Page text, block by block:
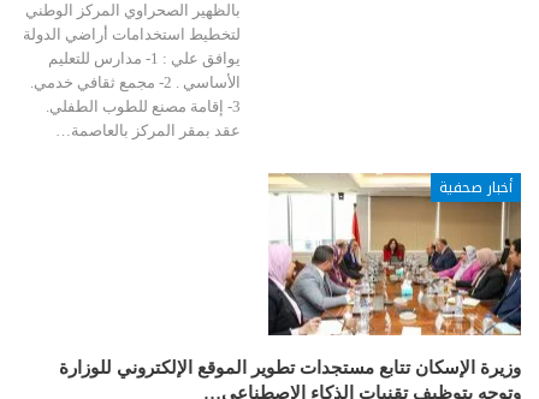
بالظهير الصحراوي المركز الوطني
لتخطيط استخدامات أراضي الدولة
يوافق علي : 1- مدارس للتعليم
الأساسي . 2- مجمع ثقافي خدمي.
3- إقامة مصنع للطوب الطفلي.
عقد بمقر المركز بالعاصمة…
أخبار صحفية
وزيرة الإسكان تتابع مستجدات تطوير الموقع الإلكتروني للوزارة
وتوجه بتوظيف تقنيات الذكاء الاصطناعي…